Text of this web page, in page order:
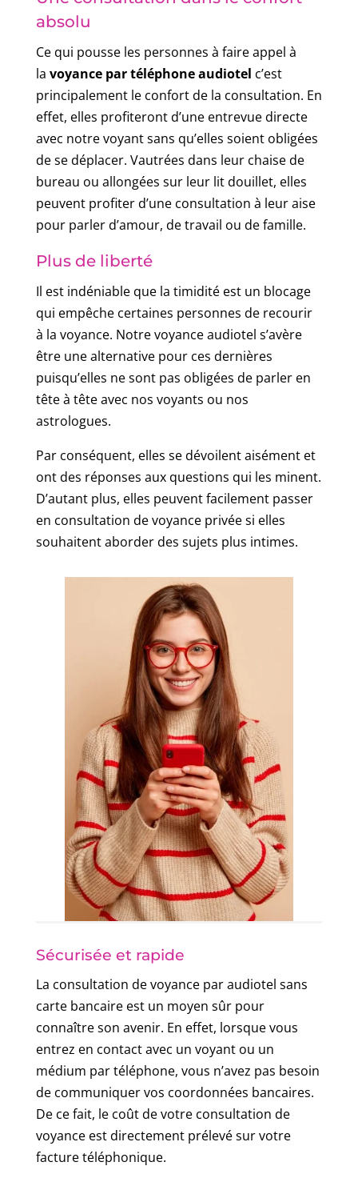
absolu
Ce qui pousse les personnes à faire appel à
la voyance par téléphone audiotel c’est
principalement le confort de la consultation. En
effet, elles profiteront d’une entrevue directe
avec notre voyant sans qu’elles soient obligées
de se déplacer. Vautrées dans leur chaise de
bureau ou allongées sur leur lit douillet, elles
peuvent profiter d’une consultation à leur aise
pour parler d’amour, de travail ou de famille.
Plus de liberté
Il est indéniable que la timidité est un blocage
qui empêche certaines personnes de recourir
à la voyance. Notre voyance audiotel s’avère
être une alternative pour ces dernières
puisqu’elles ne sont pas obligées de parler en
tête à tête avec nos voyants ou nos
astrologues.
Par conséquent, elles se dévoilent aisément et
ont des réponses aux questions qui les minent.
D’autant plus, elles peuvent facilement passer
en consultation de voyance privée si elles
souhaitent aborder des sujets plus intimes.
Sécurisée et rapide
La consultation de voyance par audiotel sans
carte bancaire est un moyen sûr pour
connaître son avenir. En effet, lorsque vous
entrez en contact avec un voyant ou un
médium par téléphone, vous n’avez pas besoin
de communiquer vos coordonnées bancaires.
De ce fait, le coût de votre consultation de
voyance est directement prélevé sur votre
facture téléphonique.